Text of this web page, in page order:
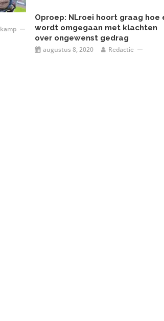
Oproep: NLroei hoort graag hoe
wordt omgegaan met klachten
over ongewenst gedrag
augustus 8, 2020 Redactie